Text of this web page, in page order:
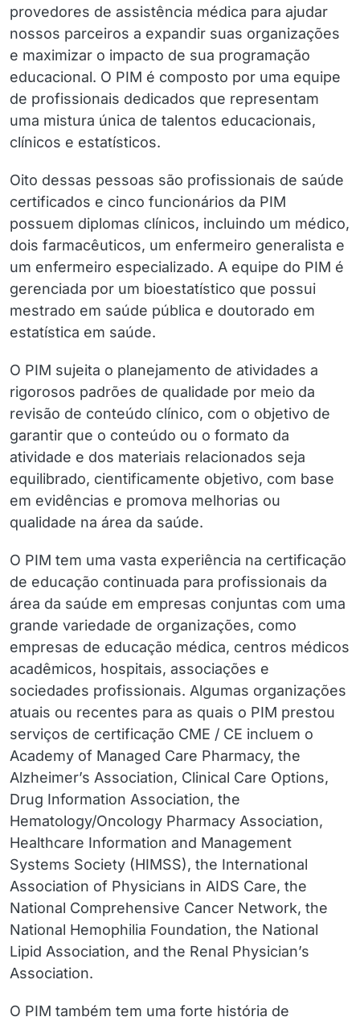
provedores de assistência médica para ajudar
nossos parceiros a expandir suas organizações
e maximizar o impacto de sua programação
educacional. O PIM é composto por uma equipe
de profissionais dedicados que representam
uma mistura única de talentos educacionais,
clínicos e estatísticos.
Oito dessas pessoas são profissionais de saúde
certificados e cinco funcionários da PIM
possuem diplomas clínicos, incluindo um médico,
dois farmacêuticos, um enfermeiro generalista e
um enfermeiro especializado. A equipe do PIM é
gerenciada por um bioestatístico que possui
mestrado em saúde pública e doutorado em
estatística em saúde.
O PIM sujeita o planejamento de atividades a
rigorosos padrões de qualidade por meio da
revisão de conteúdo clínico, com o objetivo de
garantir que o conteúdo ou o formato da
atividade e dos materiais relacionados seja
equilibrado, cientificamente objetivo, com base
em evidências e promova melhorias ou
qualidade na área da saúde.
O PIM tem uma vasta experiência na certificação
de educação continuada para profissionais da
área da saúde em empresas conjuntas com uma
grande variedade de organizações, como
empresas de educação médica, centros médicos
acadêmicos, hospitais, associações e
sociedades profissionais. Algumas organizações
atuais ou recentes para as quais o PIM prestou
serviços de certificação CME / CE incluem o
Academy of Managed Care Pharmacy, the
Alzheimer’s Association, Clinical Care Options,
Drug Information Association, the
Hematology/Oncology Pharmacy Association,
Healthcare Information and Management
Systems Society (HIMSS), the International
Association of Physicians in AIDS Care, the
National Comprehensive Cancer Network, the
National Hemophilia Foundation, the National
Lipid Association, and the Renal Physician’s
Association.
O PIM também tem uma forte história de